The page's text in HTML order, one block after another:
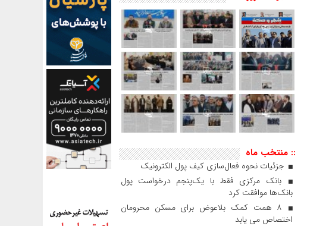
:: منتخب ماه
جزئیات نحوه فعال‌سازی کیف پول الکترونیک
بانک مرکزی فقط با یک‌‎پنجم درخواست پول
بانک‌ها موافقت کرد
۸ همت کمک بلاعوض برای مسکن محرومان
اختصاص می یابد